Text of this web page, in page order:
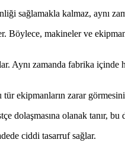
sağlamakla kalmaz, aynı
makineler ve
zamanda fabrika içinde
ekipmanların zarar
olanak tanır, bu
ciddi tasarruf sağlar.